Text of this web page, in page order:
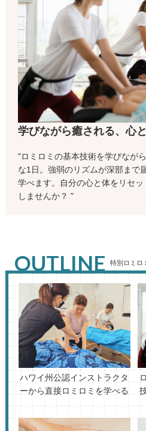
学びながら癒される、心
"ロミロミの基本技術を学びなが
な1日。強弱のリズムが深部まで
学べます。自分の心と体をリセ
しませんか？ "
OUTLINE 特別ロミロ
ハワイ州公認インストラクタ
ーから直接ロミロミを学べる